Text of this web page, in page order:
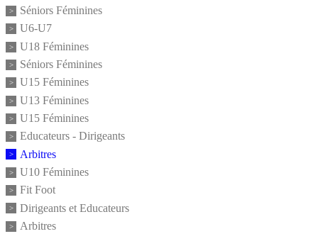
Séniors Féminines
U6-U7
U18 Féminines
Séniors Féminines
U15 Féminines
U13 Féminines
U15 Féminines
Educateurs - Dirigeants
Arbitres
U10 Féminines
Fit Foot
Dirigeants et Educateurs
Arbitres